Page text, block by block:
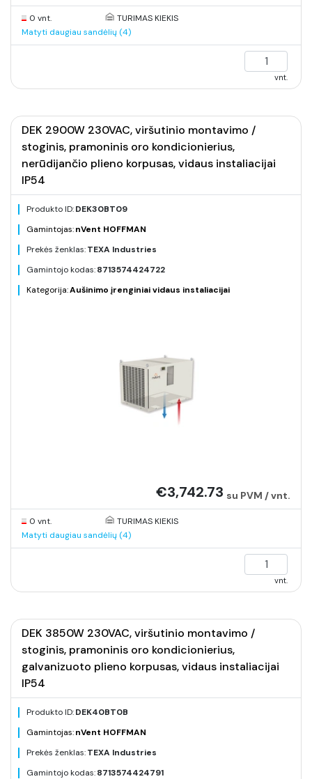
0 vnt.
TURIMAS KIEKIS
Matyti daugiau sandėlių (4)
vnt.
DEK 2900W 230VAC, viršutinio montavimo /
stoginis, pramoninis oro kondicionierius,
nerūdijančio plieno korpusas, vidaus instaliacijai
IP54
Produkto ID:DEK30BT09
Gamintojas:nVent HOFFMAN
Prekės ženklas:TEXA Industries
Gamintojo kodas:8713574424722
Kategorija:Aušinimo įrenginiai vidaus instaliacijai
€3,742.73 su PVM / vnt.
0 vnt.
TURIMAS KIEKIS
Matyti daugiau sandėlių (4)
vnt.
DEK 3850W 230VAC, viršutinio montavimo /
stoginis, pramoninis oro kondicionierius,
galvanizuoto plieno korpusas, vidaus instaliacijai
IP54
Produkto ID:DEK40BT0B
Gamintojas:nVent HOFFMAN
Prekės ženklas:TEXA Industries
Gamintojo kodas:8713574424791